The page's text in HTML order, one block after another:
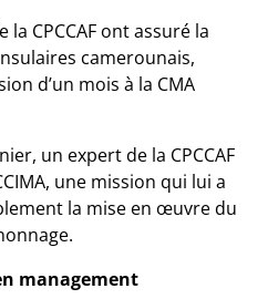
CPCCAF ont assuré la
camerounais,
d’un mois à la CMA
un expert de la CPCCAF
une mission qui lui a
la mise en œuvre du
management